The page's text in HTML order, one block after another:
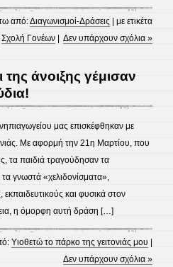
από:Διαγωνισμοί-Δράσεις | με ετικέτα
Σχολή Γονέων |Δεν υπάρχουν σχόλια »
άνοιξης γέμισαν
μας επισκέφθηκαν με
Με αφορμή την 21η Μαρτίου, που
τα παιδιά τραγούδησαν τα
γνωστά «χελιδονίσματα»,
και φυσικά στον
η όμορφη αυτή δράση […]
Υιοθετώ το πάρκο της γειτονιάς μου |
Δεν υπάρχουν σχόλια »